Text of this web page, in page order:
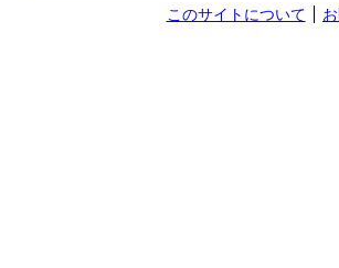
このサイトについて